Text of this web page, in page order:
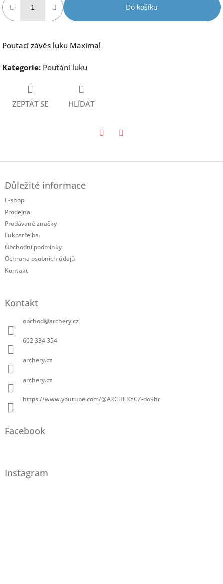
Do košíku
Poutací závěs luku Maximal
Kategorie: Poutání luku
ZEPTAT SE HLÍDAT
Důležité informace
E-shop
Prodejna
Prodávané značky
Lukostřelba
Obchodní podmínky
Ochrana osobních údajů
Kontakt
Kontakt
obchod@archery.cz
602 334 354
archery.cz
archery.cz
https://www.youtube.com/@ARCHERYCZ-do9hr
Facebook
Instagram